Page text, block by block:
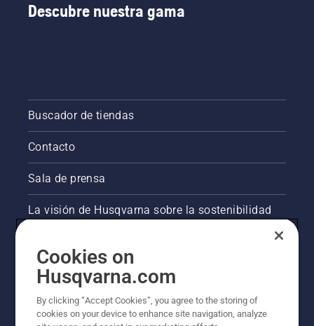
Descubre nuestra gama
Buscador de tiendas
Contacto
Sala de prensa
La visión de Husqvarna sobre la sostenibilidad
Otros sitios de Husqvarna
Cookies on
Husqvarna.com
By clicking “Accept Cookies”, you agree to the storing of
cookies on your device to enhance site navigation, analyze